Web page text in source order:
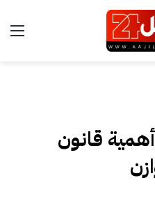
قانون